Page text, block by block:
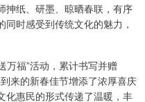
抻纸、研墨、晾晒春联，有序
时感受到传统文化的魅力，
万福”活动，累计书写并赠
来的新春佳节增添了浓厚喜庆
化惠民的形式传递了温暖，丰